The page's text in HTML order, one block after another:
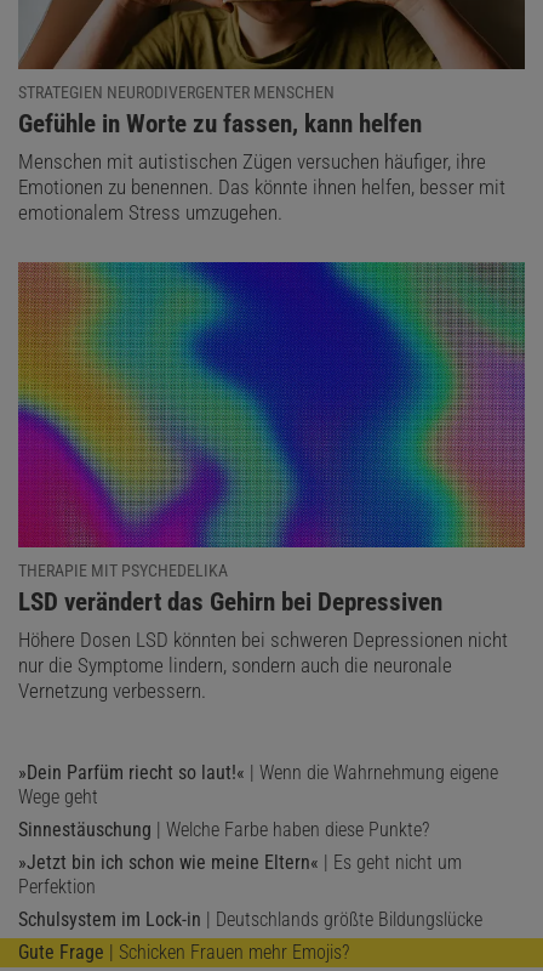
STRATEGIEN NEURODIVERGENTER MENSCHEN
:
Gefühle in Worte zu fassen, kann helfen
Menschen mit autistischen Zügen versuchen häufiger, ihre
Emotionen zu benennen. Das könnte ihnen helfen, besser mit
emotionalem Stress umzugehen.
THERAPIE MIT PSYCHEDELIKA
:
LSD verändert das Gehirn bei Depressiven
Höhere Dosen LSD könnten bei schweren Depressionen nicht
nur die Symptome lindern, sondern auch die neuronale
Vernetzung verbessern.
»Dein Parfüm riecht so laut!« | Wenn die Wahrnehmung eigene
Wege geht
Sinnestäuschung | Welche Farbe haben diese Punkte?
»Jetzt bin ich schon wie meine Eltern« | Es geht nicht um
Perfektion
Schulsystem im Lock-in | Deutschlands größte Bildungslücke
Gute Frage | Schicken Frauen mehr Emojis?